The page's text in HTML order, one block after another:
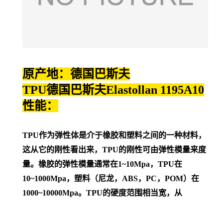
原产地：德国巴斯夫
TPU德国巴斯夫Elastollan 1195A10
性能：
TPU作为弹性体是介于橡胶和塑料之间的一种材料，
这从它的刚性看出来，TPU的刚性可由弹性模量来度
量。橡胶的弹性模量通常在1~10Mpa，TPU在
10~1000Mpa，塑料（尼龙，ABS，PC，POM）在
1000~10000Mpa。TPU的硬度范围相当宽，从